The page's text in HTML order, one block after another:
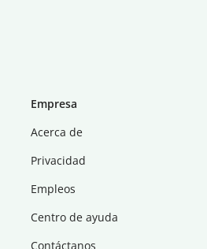
Empresa
Acerca de
Privacidad
Empleos
Centro de ayuda
Contáctanos